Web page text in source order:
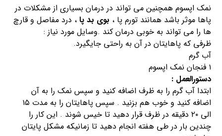
نمک اپسوم همچنین می تواند در درمان بسیاری از مشکلات در
پاها موثر باشد همانند تورم پا ، بوی بد پا ، درد مفاصل و قارچ
ها را می تواند به خوبی درمان کند .وسایل مورد نیاز :
ظرفی که پاهایتان در آن به راحتی جایگیرد.
آب گرم
۱ فنجان نمک اپسوم
دستورالعمل :
ابتدا آب گرم را به ظرف اضافه کنید و سپس نمک را به آن
اضافه کنید و خوب هم بزنید . سپس پاهایتان را به مدت ۱۵
الی ۲۰ دقیقه در ظرف قرار دهید تا خیس شوند . این کار را
چندین بار در طی هفته انجام دهید تا زمانیکه مشکل پایتان